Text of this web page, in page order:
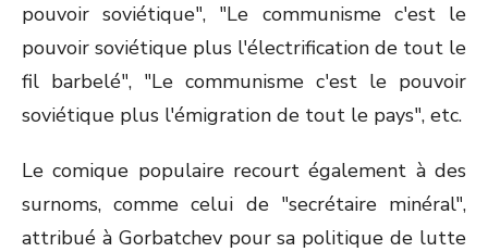
pouvoir soviétique", "Le communisme c'est le
pouvoir soviétique plus l'électrification de tout le
fil barbelé", "Le communisme c'est le pouvoir
soviétique plus l'émigration de tout le pays", etc.
Le comique populaire recourt également à des
surnoms, comme celui de "secrétaire minéral",
attribué à Gorbatchev pour sa politique de lutte